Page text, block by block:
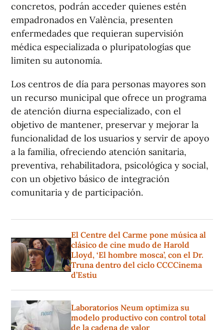
concretos, podrán acceder quienes estén
empadronados en València, presenten
enfermedades que requieran supervisión
médica especializada o pluripatologías que
limiten su autonomía.
Los centros de día para personas mayores son
un recurso municipal que ofrece un programa
de atención diurna especializado, con el
objetivo de mantener, preservar y mejorar la
funcionalidad de los usuarios y servir de apoyo
a la familia, ofreciendo atención sanitaria,
preventiva, rehabilitadora, psicológica y social,
con un objetivo básico de integración
comunitaria y de participación.
El Centre del Carme pone música al
clásico de cine mudo de Harold
Lloyd, ‘El hombre mosca’, con el Dr.
Truna dentro del ciclo CCCCinema
d’Estiu
Laboratorios Neum optimiza su
modelo productivo con control total
de la cadena de valor